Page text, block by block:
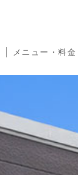
メニュー・料金